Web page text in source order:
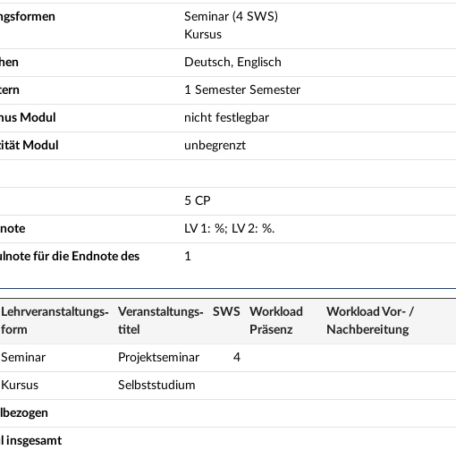
Seminar (4 SWS)
Kursus
Deutsch, Englisch
1 Semester Semester
Modul nicht festlegbar
Modul unbegrenzt
5 CP
LV 1: %; LV 2: %.
für die Endnote des
1
Lehrveranstaltungs­
form
Veranstaltungs­
titel
SWS
Workload
Präsenz
Workload Vor- /
Nach­bereitung
Seminar Projektseminar 4
Kursus Selbststudium
insgesamt